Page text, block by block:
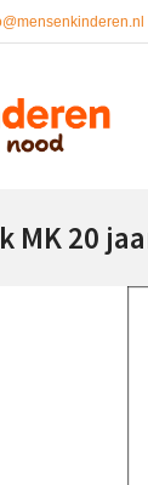
MK 20